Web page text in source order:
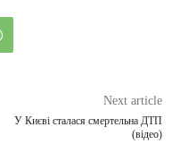
Next article
У Києві сталася смертельна ДТП
(відео)